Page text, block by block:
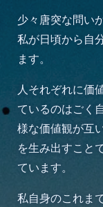
少々唐突な問い
私が日頃から自
ます。
人それぞれに価
ているのはごく
様な価値観が互
を生み出すこと
ています。
私自身のこれま